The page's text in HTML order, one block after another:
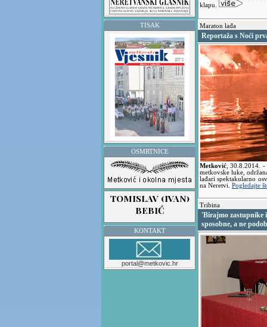
TISAK
OSMRTNICE
KONTAKT
portal@metkovic.hr
klapu.
Maraton lađa
Reportaža s Noći
Metković ,30.8.2014. -
metkovske luke,
lađari spektakularno
na Neretvi. Pogledajte
Tribina
'Birajmo zastupnike
sposobne, a ne